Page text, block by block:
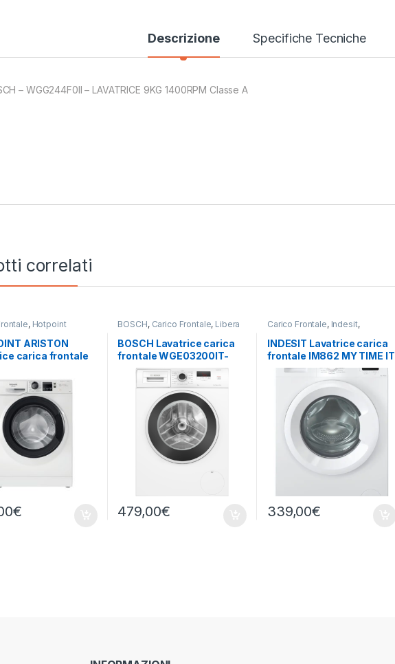
Descrizione Specifiche Tecniche
– WGG244F0II – LAVATRICE 9KG 1400RPM Classe A
correlati
, Hotpoint
Libera
ARISTON
carica frontale
€
BOSCH, Carico Frontale, Libera
BOSCH Lavatrice carica
frontale WGE03200IT-
8KG 1200 GIRI
479,00€
Carico Frontale, Indesit,
INDESIT Lavatrice carica
frontale IM862 MY TIME IT
– LAVATRICE 8KG 1200
339,00€